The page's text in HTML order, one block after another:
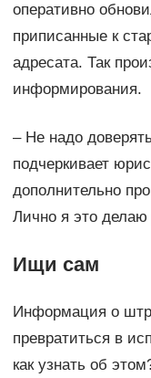
оперативно
приписанные к
адресата. Так
информирования.
– Не надо
подчеркивает
дополнительно
Лично я это
Ищи сам
Информация о
превратиться в
как узнать об